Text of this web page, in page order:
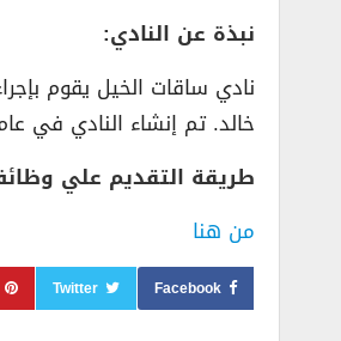
نبذة عن النادي:
نادي ساقات الخيل يقوم
خالد. تم إنشاء النادي في عام 1965 (1385 هجري) تحت رئاسة خادم الحرمين الشريفين الملك عبدالله بن عبدالعزيز (يرحمه الله) عندما كان ولياً
طريقة التقديم علي
من هنا
Facebook
Twitter